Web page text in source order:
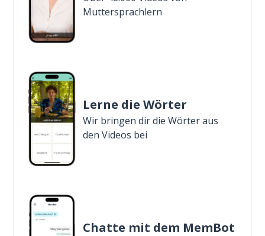
Muttersprachlern
Lerne die Wörter
Wir bringen dir die Wörter aus
den Videos bei
Chatte mit dem MemBot